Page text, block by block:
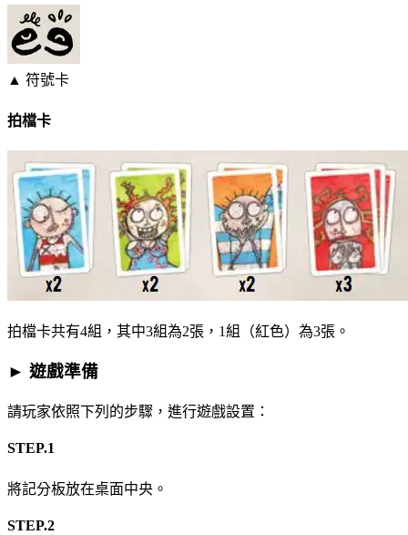
▲ 符號卡
拍檔卡
拍檔卡共有4組，其中3組為2張，1組（紅色）為3張。
► 遊戲準備
請玩家依照下列的步驟，進行遊戲設置：
STEP.1
將記分板放在桌面中央。
STEP.2